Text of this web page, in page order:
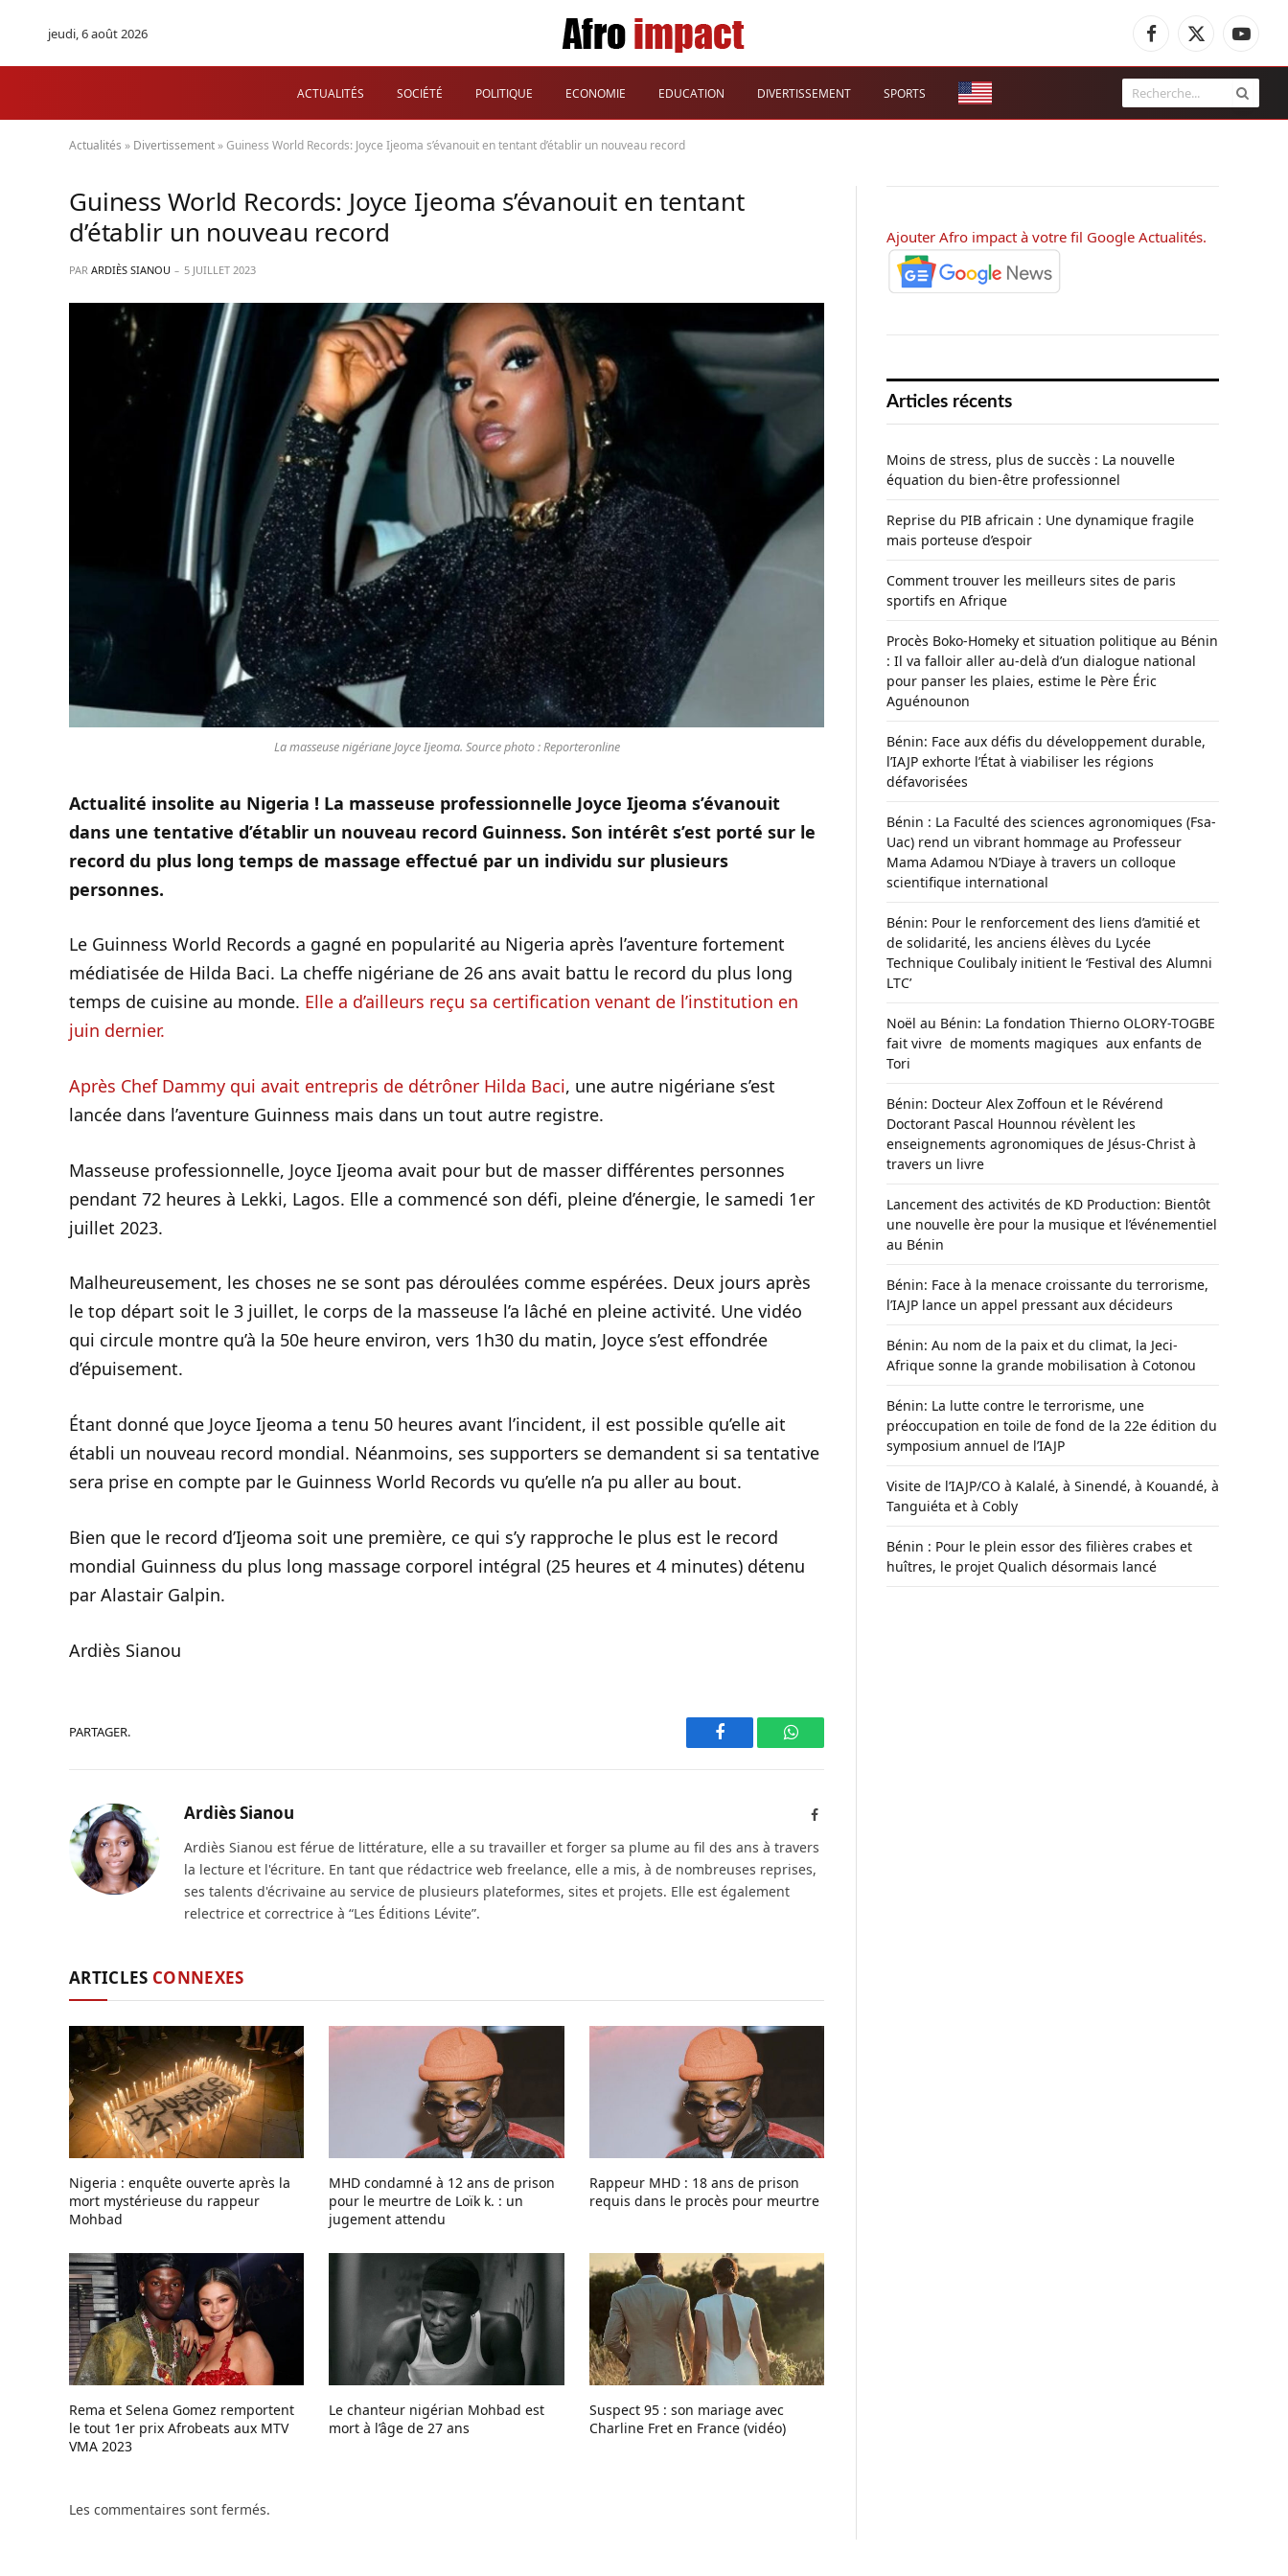
jeudi, 6 août 2026 Facebook
X
(Twitter)
ACTUALITÉS SOCIÉTÉ POLITIQUE ECONOMIE EDUCATION DIVERTISSEMENT SPORTS
Actualités » Divertissement »Guiness World Records: Joyce Ijeoma s’évanouit en tentant d’établir un nouveau record
Guiness World Records: Joyce Ijeoma s’évanouit en tentant
d’établir un nouveau record
PAR ARDIÈS SIANOU 5 JUILLET 2023
La masseuse nigériane Joyce Ijeoma. Source photo : Reporteronline
Actualité insolite au Nigeria ! La masseuse professionnelle Joyce Ijeoma s’évanouit
dans une tentative d’établir un nouveau record Guinness. Son intérêt s’est porté sur le
record du plus long temps de massage effectué par un individu sur plusieurs
personnes.
Le Guinness World Records a gagné en popularité au Nigeria après l’aventure fortement
médiatisée de Hilda Baci. La cheffe nigériane de 26 ans avait battu le record du plus long
temps de cuisine au monde. Elle a d’ailleurs reçu sa certification venant de l’institution en
juin dernier.
Après Chef Dammy qui avait entrepris de détrôner Hilda Baci, une autre nigériane s’est
lancée dans l’aventure Guinness mais dans un tout autre registre.
Masseuse professionnelle, Joyce Ijeoma avait pour but de masser différentes personnes
pendant 72 heures à Lekki, Lagos. Elle a commencé son défi, pleine d’énergie, le samedi 1er
juillet 2023.
Malheureusement, les choses ne se sont pas déroulées comme espérées. Deux jours après
le top départ soit le 3 juillet, le corps de la masseuse l’a lâché en pleine activité. Une vidéo
qui circule montre qu’à la 50e heure environ, vers 1h30 du matin, Joyce s’est effondrée
d’épuisement.
Étant donné que Joyce Ijeoma a tenu 50 heures avant l’incident, il est possible qu’elle ait
établi un nouveau record mondial. Néanmoins, ses supporters se demandent si sa tentative
sera prise en compte par le Guinness World Records vu qu’elle n’a pu aller au bout.
Bien que le record d’Ijeoma soit une première, ce qui s’y rapproche le plus est le record
mondial Guinness du plus long massage corporel intégral (25 heures et 4 minutes) détenu
par Alastair Galpin.
Ardiès Sianou
PARTAGER.
Facebook WhatsApp
Ardiès Sianou Facebook
Ardiès Sianou est férue de littérature, elle a su travailler et forger sa plume au fil des ans à travers
la lecture et l'écriture. En tant que rédactrice web freelance, elle a mis, à de nombreuses reprises,
ses talents d'écrivaine au service de plusieurs plateformes, sites et projets. Elle est également
relectrice et correctrice à “Les Éditions Lévite”.
ARTICLES CONNEXES
Nigeria : enquête ouverte après la
mort mystérieuse du rappeur
Mohbad
MHD condamné à 12 ans de prison
pour le meurtre de Loïk k. : un
jugement attendu
Rappeur MHD : 18 ans de prison
requis dans le procès pour meurtre
Rema et Selena Gomez remportent
le tout 1er prix Afrobeats aux MTV
VMA 2023
Le chanteur nigérian Mohbad est
mort à l’âge de 27 ans
Suspect 95 : son mariage avec
Charline Fret en France (vidéo)
Les commentaires sont fermés.
Ajouter Afro impact à votre fil Google Actualités.
Articles récents
Moins de stress, plus de succès : La nouvelle
équation du bien-être professionnel
Reprise du PIB africain : Une dynamique fragile
mais porteuse d’espoir
Comment trouver les meilleurs sites de paris
sportifs en Afrique
Procès Boko-Homeky et situation politique au Bénin
: Il va falloir aller au-delà d’un dialogue national
pour panser les plaies, estime le Père Éric
Aguénounon
Bénin: Face aux défis du développement durable,
l’IAJP exhorte l’État à viabiliser les régions
défavorisées
Bénin : La Faculté des sciences agronomiques (Fsa-
Uac) rend un vibrant hommage au Professeur
Mama Adamou N’Diaye à travers un colloque
scientifique international
Bénin: Pour le renforcement des liens d’amitié et
de solidarité, les anciens élèves du Lycée
Technique Coulibaly initient le ‘Festival des Alumni
LTC’
Noël au Bénin: La fondation Thierno OLORY-TOGBE
fait vivre de moments magiques aux enfants de
Tori
Bénin: Docteur Alex Zoffoun et le Révérend
Doctorant Pascal Hounnou révèlent les
enseignements agronomiques de Jésus-Christ à
travers un livre
Lancement des activités de KD Production: Bientôt
une nouvelle ère pour la musique et l’événementiel
au Bénin
Bénin: Face à la menace croissante du terrorisme,
l’IAJP lance un appel pressant aux décideurs
Bénin: Au nom de la paix et du climat, la Jeci-
Afrique sonne la grande mobilisation à Cotonou
Bénin: La lutte contre le terrorisme, une
préoccupation en toile de fond de la 22e édition du
symposium annuel de l’IAJP
Visite de l’IAJP/CO à Kalalé, à Sinendé, à Kouandé, à
Tanguiéta et à Cobly
Bénin : Pour le plein essor des filières crabes et
huîtres, le projet Qualich désormais lancé